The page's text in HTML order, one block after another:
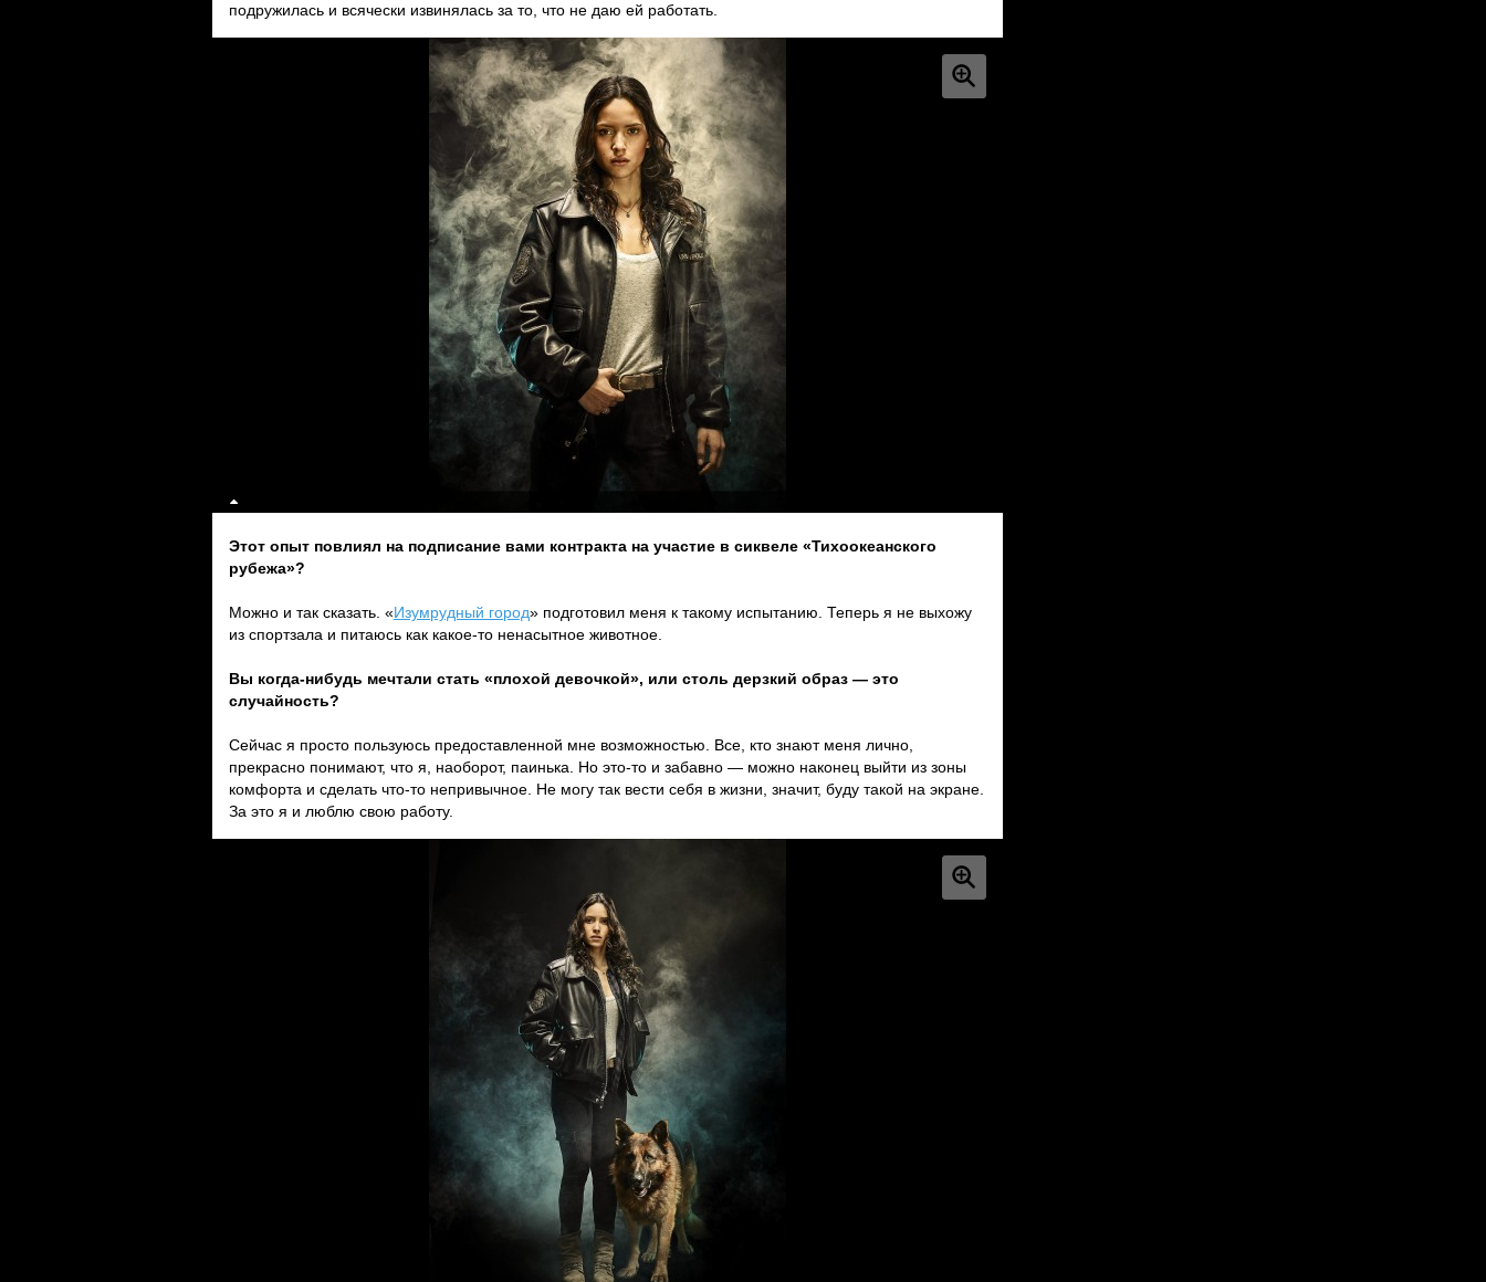
подружилась и всячески извинялась за то, что не даю ей работать.
Этот опыт повлиял на подписание вами контракта на участие в сиквеле «Тихоокеанского
рубежа»?
Можно и так сказать. «Изумрудный город» подготовил меня к такому испытанию. Теперь я не выхожу
из спортзала и питаюсь как какое-то ненасытное животное.
Вы когда-нибудь мечтали стать «плохой девочкой», или столь дерзкий образ — это
случайность?
Сейчас я просто пользуюсь предоставленной мне возможностью. Все, кто знают меня лично,
прекрасно понимают, что я, наоборот, паинька. Но это-то и забавно — можно наконец выйти из зоны
комфорта и сделать что-то непривычное. Не могу так вести себя в жизни, значит, буду такой на экране.
За это я и люблю свою работу.